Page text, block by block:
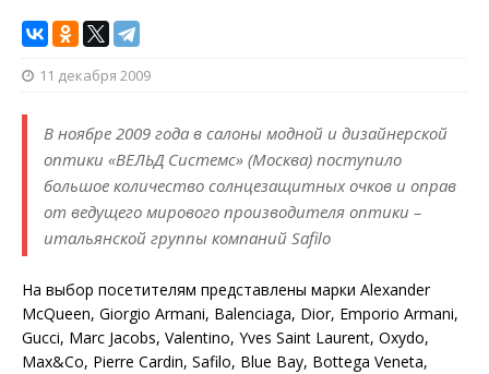
11 декабря 2009
В ноябре 2009 года в салоны модной и дизайнерской
оптики «ВЕЛЬД Системс» (Москва) поступило
большое количество солнцезащитных очков и оправ
от ведущего мирового производителя оптики –
итальянской группы компаний Safilo
На выбор посетителям представлены марки Alexander
McQueen, Giorgio Armani, Balenciaga, Dior, Emporio Armani,
Gucci, Marc Jacobs, Valentino, Yves Saint Laurent, Oxydo,
Max&Co, Pierre Cardin, Safilo, Blue Bay, Bottega Veneta,